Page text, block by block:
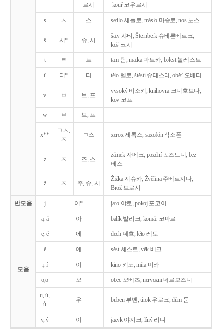
르시
kouř 코우르시
s ㅅ 스 sedlo 세들로, máslo 마슬로, nos 노스
š 시* 슈, 시
šaty 샤티, Šternberk 슈테른베르크,
koš 코시
t ㅌ 트 tam 탐, matka 마트카, bolest 볼레스트
t' 티* 티 tělo 텔로, štěstí 슈테스티, obět' 오베티
v ㅂ 브, 프
vysoký 비소키, knihovna 크니호브나,
kov 코프
w ㅂ 브, 프
x**
ㄱㅅ,
ㅈ
ㄱ스 xerox 제록스, saxofón 삭소폰
z ㅈ 즈, 스
zámek 자메크, pozdní 포즈드니, bez
베스
ž ㅈ 주, 슈, 시
Žižka 지슈카, Žvěřina 주베르지나,
Brož 브로시
반모음 j 이* jaro 야로, pokoj 포코이
모음
a, á 아 balík 발리크, komár 코마르
e, é 에 dech 데흐, léto 레토
ě 예 sěst 셰스트, věk 베크
i, í 이 kino 키노, míra 미라
o,ó 오 obec 오베츠, nervózni 네르보즈니
u, ú,
ů
우 buben 부벤, úrok 우로크, dům 둠
y, ý 이 jazyk야지크, líný 리니